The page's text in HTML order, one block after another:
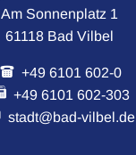
Am Sonnenplatz 1
61118 Bad Vilbel
+49 6101 602-0
+49 6101 602-303
stadt@bad-vilbel.de